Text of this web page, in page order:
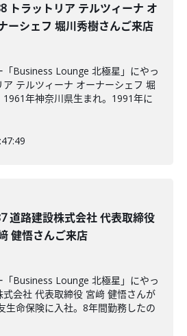
トラットリア テルツィーナ オ
ーシェフ 堀川秀樹さんご来店
Business Lounge 北極星」にやっ
テルツィーナ オーナーシェフ 堀
年神奈川県生まれ。1991年に
道路建設株式会社 代表取締役
健悟さんご来店
Business Lounge 北極星」にやっ
会社 代表取締役 宮﨑 健悟さんが
生命保険に入社。8年間勤務したの